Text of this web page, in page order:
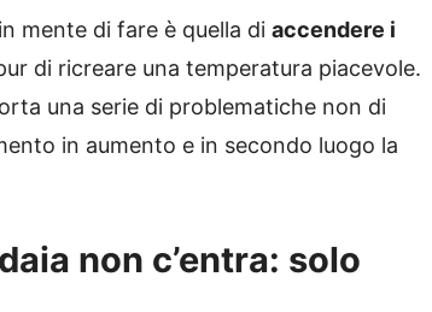
mente di fare è quella di accendere i
di ricreare una temperatura piacevole.
una serie di problematiche non di
in aumento e in secondo luogo la
non c’entra: solo